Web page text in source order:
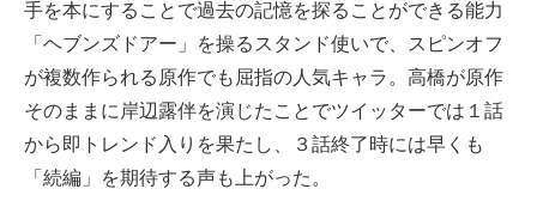
手を本にすることで過去の記憶を探ることができる能力
「ヘブンズドアー」を操るスタンド使いで、スピンオフ
が複数作られる原作でも屈指の人気キャラ。高橋が原作
そのままに岸辺露伴を演じたことでツイッターでは１話
から即トレンド入りを果たし、３話終了時には早くも
「続編」を期待する声も上がった。